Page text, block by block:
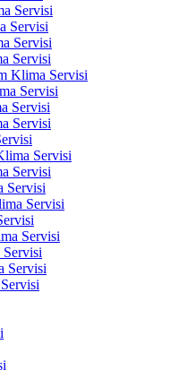
Servisi
Servisi
Servisi
Servisi
Klima Servisi
Servisi
Servisi
Servisi
Servisi
Servisi
Servisi
Servisi
Servisi
Servisi